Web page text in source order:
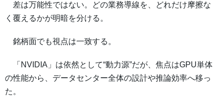
差は万能性ではない。どの業務導線を、どれだけ摩擦な
く覆えるかが明暗を分ける。
銘柄面でも視点は一致する。
「NVIDIA」は依然として“動力源”だが、焦点はGPU単体
の性能から、データセンター全体の設計や推論効率へ移っ
た。